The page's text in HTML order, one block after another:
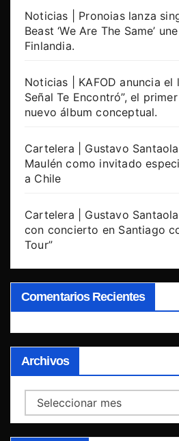
Noticias | Pronoias lanza
Beast ‘We Are The Same’
Finlandia.
Noticias | KAFOD anuncia el
Señal Te Encontró”, el
nuevo álbum conceptual.
Cartelera | Gustavo
Maulén como invitado
a Chile
Cartelera | Gustavo
con concierto en Santiago
Tour”
Comentarios Recientes
Archivos
Archivos